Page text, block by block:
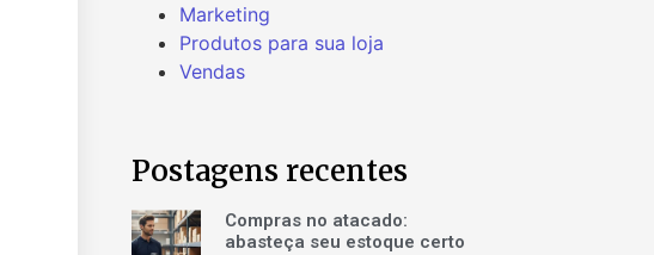
Marketing
Produtos para sua loja
Vendas
Postagens recentes
Compras no atacado:
abasteça seu estoque certo